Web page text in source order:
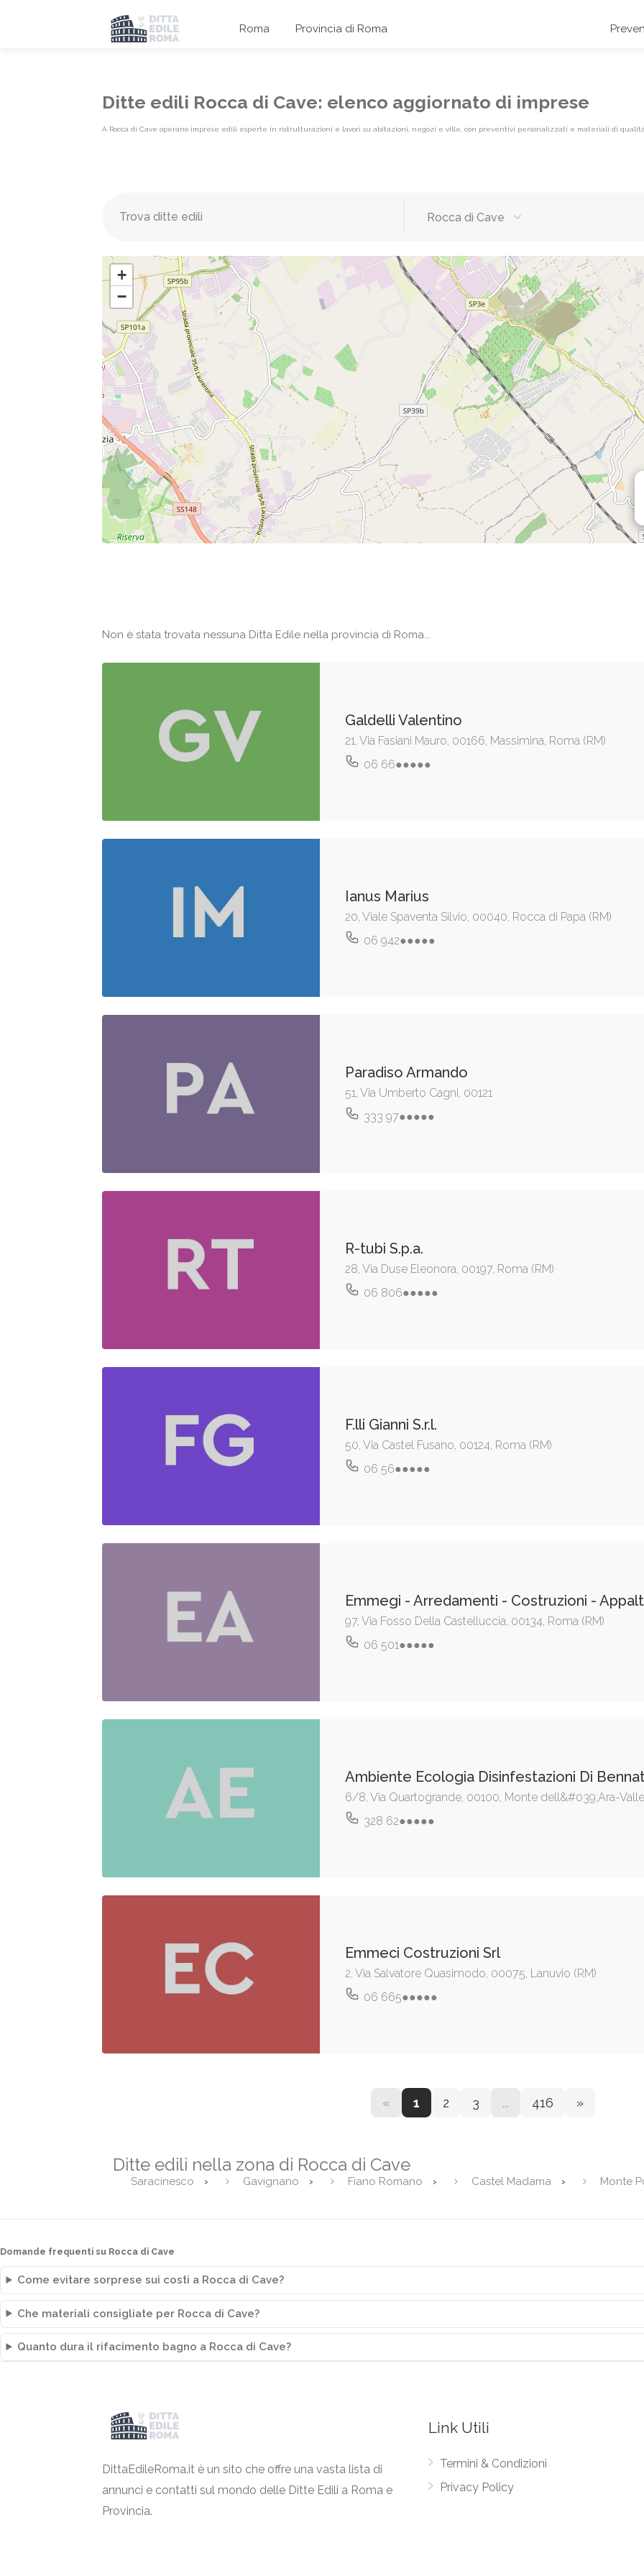
Roma Provincia di Roma
Ditte edili Rocca di Cave: elenco aggiornato di imprese
A Rocca di Cave operano imprese edili esperte in ristrutturazioni e lavori su abitazioni, negozi e ville, con preventivi personalizzati e materiali di qualità.
Elenco imprese edili {label} Rocca di Cave
+
−
Non è stata trovata nessuna Ditta Edile nella provincia di Roma...
Galdelli Valentino
21, Via Fasiani Mauro, 00166, Massimina, Roma (RM)
06 66●●●●●
Ianus Marius
20, Viale Spaventa Silvio, 00040, Rocca di Papa (RM)
06 942●●●●●
Paradiso Armando
51, Via Umberto Cagni, 00121
333 97●●●●●
R-tubi S.p.a.
28, Via Duse Eleonora, 00197, Roma (RM)
06 806●●●●●
F.lli Gianni S.r.l.
50, Via Castel Fusano, 00124, Roma (RM)
06 56●●●●●
Emmegi - Arredamenti - Costruzioni -
97, Via Fosso Della Castelluccia, 00134, Roma (RM)
06 501●●●●●
Ambiente Ecologia Disinfestazioni Di
6/8, Via Quartogrande, 00100, Monte dell&#039;Ara-Valle
328 62●●●●●
Emmeci Costruzioni Srl
2, Via Salvatore Quasimodo, 00075, Lanuvio (RM)
06 665●●●●●
« 1 2 3 ... 416 »
Ditte edili nella zona di Rocca di Cave
Saracinesco Gavignano Fiano Romano Castel Madama Monte
Domande frequenti su Rocca di Cave
Come evitare sorprese sui costi a Rocca di Cave?
Che materiali consigliate per Rocca di Cave?
Quanto dura il rifacimento bagno a Rocca di Cave?
DittaEdileRoma.it è un sito che offre una vasta lista di
annunci e contatti sul mondo delle Ditte Edili a Roma e
Provincia.
Link Utili
Termini & Condizioni
Privacy Policy